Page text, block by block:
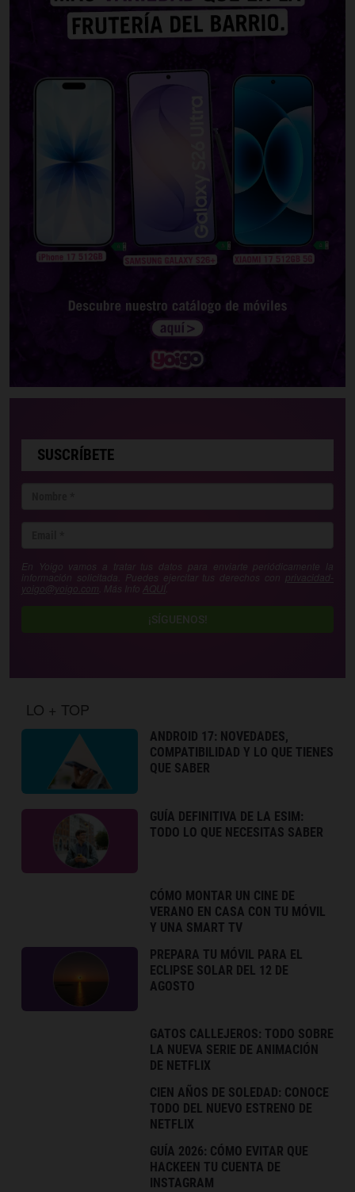
SUSCRÍBETE
En Yoigo vamos a tratar tus datos para enviarte periódicamente la
información solicitada. Puedes ejercitar tus derechos con privacidad-
yoigo@yoigo.com . Más Info AQUÍ
¡SÍGUENOS!
LO + TOP
ANDROID 17: NOVEDADES,
COMPATIBILIDAD Y LO QUE TIENES
QUE SABER
GUÍA DEFINITIVA DE LA ESIM:
TODO LO QUE NECESITAS SABER
CÓMO MONTAR UN CINE DE
VERANO EN CASA CON TU MÓVIL
Y UNA SMART TV
PREPARA TU MÓVIL PARA EL
ECLIPSE SOLAR DEL 12 DE
AGOSTO
GATOS CALLEJEROS: TODO SOBRE
LA NUEVA SERIE DE ANIMACIÓN
DE NETFLIX
CIEN AÑOS DE SOLEDAD: CONOCE
TODO DEL NUEVO ESTRENO DE
NETFLIX
GUÍA 2026: CÓMO EVITAR QUE
HACKEEN TU CUENTA DE
INSTAGRAM